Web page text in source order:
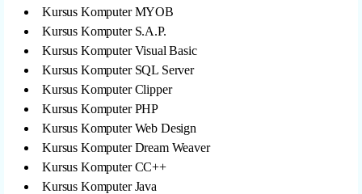
Kursus Komputer MYOB
Kursus Komputer S.A.P.
Kursus Komputer Visual Basic
Kursus Komputer SQL Server
Kursus Komputer Clipper
Kursus Komputer PHP
Kursus Komputer Web Design
Kursus Komputer Dream Weaver
Kursus Komputer CC++
Kursus Komputer Java